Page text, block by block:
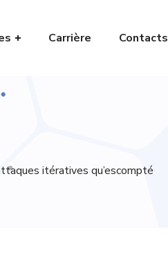
Carrière Contacts
itératives qu’escompté